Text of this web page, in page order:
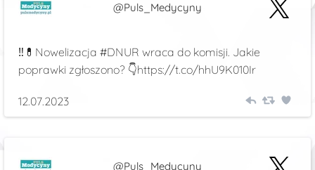
@Puls_Medycyny
‼️💊Nowelizacja #DNUR wraca do komisji. Jakie
poprawki zgłoszono? 👇https://t.co/hhU9K010Ir
12.07.2023
@Puls_Medycyny